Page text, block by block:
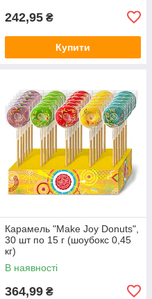
242,95 ₴
Купити
Карамель "Make Joy Donuts",
30 шт по 15 г (шоубокс 0,45
кг)
В наявності
364,99 ₴